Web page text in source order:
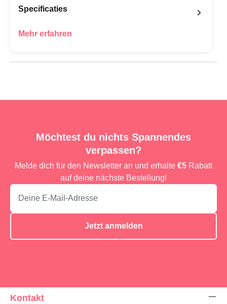
Specificaties
Mehr erfahren
Möchtest du nichts Spannendes
verpassen?
Melde dich für den Newsletter an und erhalte €5 Rabatt
auf deine nächste Bestellung!
Jetzt anmelden
Kontakt